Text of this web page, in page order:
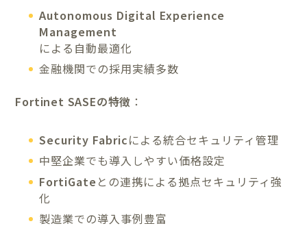
Autonomous Digital Experience
Management
による自動最適化
金融機関での採用実績多数
Fortinet SASEの特徴 ：
Security Fabricによる統合セキュリティ管理
中堅企業でも導入しやすい価格設定
FortiGate との連携による拠点セキュリティ強
化
製造業での導入事例豊富